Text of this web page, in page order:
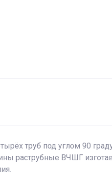
труб под углом 90
раструбные ВЧШГ